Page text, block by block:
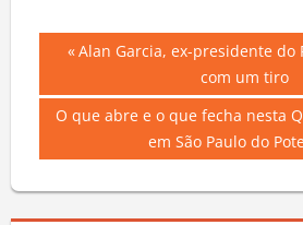
Navegação
de
Previous
Alan Garcia, ex-presidente do
com um tiro
Next
O que abre e o que fecha nesta
em São Paulo do